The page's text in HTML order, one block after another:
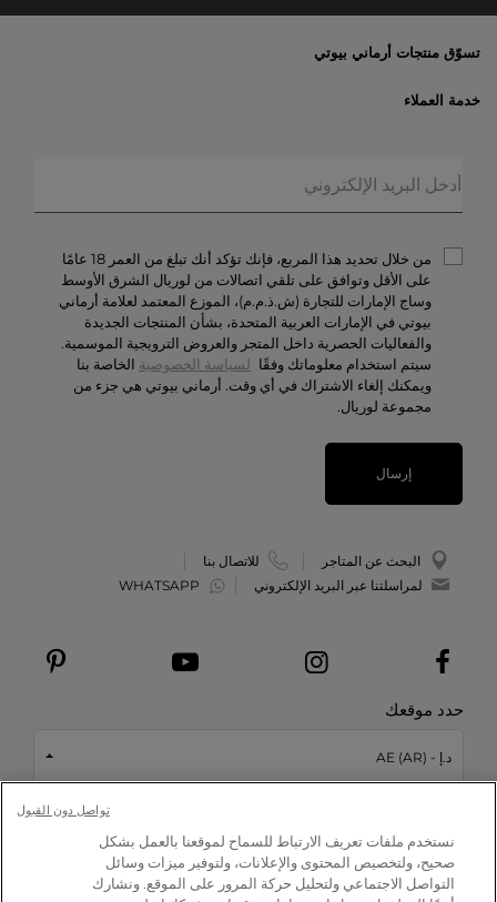
تسوّق منتجات أرماني بيوتي
العروض الحصريّة
المكياج
العطور
خدمة العملاء
حالة الطلبيّة
الخصوصيّة والأمن
الشروط والأحكام
تواصل معنا
الوظائف
من خلال تحديد هذا المربع، فإنك تؤكد أنك تبلغ من العمر 18 عامًا
على الأقل وتوافق على تلقي اتصالات من لوريال الشرق الأوسط
وساج الإمارات للتجارة (ش.ذ.م.م)، الموزع المعتمد لعلامة أرماني
بيوتي في الإمارات العربية المتحدة، بشأن المنتجات الجديدة
والفعاليات الحصرية داخل المتجر والعروض الترويجية الموسمية.
سيتم استخدام معلوماتك وفقًا لسياسة الخصوصية الخاصة بنا
ويمكنك إلغاء الاشتراك في أي وقت. أرماني بيوتي هي جزء من
مجموعة لوريال.
إرسال
البحث عن المتاجر
للاتصال بنا
لمراسلتنا عبر البريد الإلكتروني
WHATSAPP
حدد موقعك
د.إ - AE (AR)
This site is protected by reCAPTCHA and the Google
andTerms of Serviceapply.نستخدم ملفات تعريف الارتباط للسماح لموقعنا بالعمل بشكل
صحيح، ولتخصيص المحتوى والإعلانات، ولتوفير ميزات وسائل
التواصل الاجتماعي ولتحليل حركة المرور على الموقع. ونشارك
تواصل دون القبول